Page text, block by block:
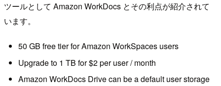
ツールとして Amazon WorkDocs とその利点が紹介されて
います。
50 GB free tier for Amazon WorkSpaces users
Upgrade to 1 TB for $2 per user / month
Amazon WorkDocs Drive can be a default user storage